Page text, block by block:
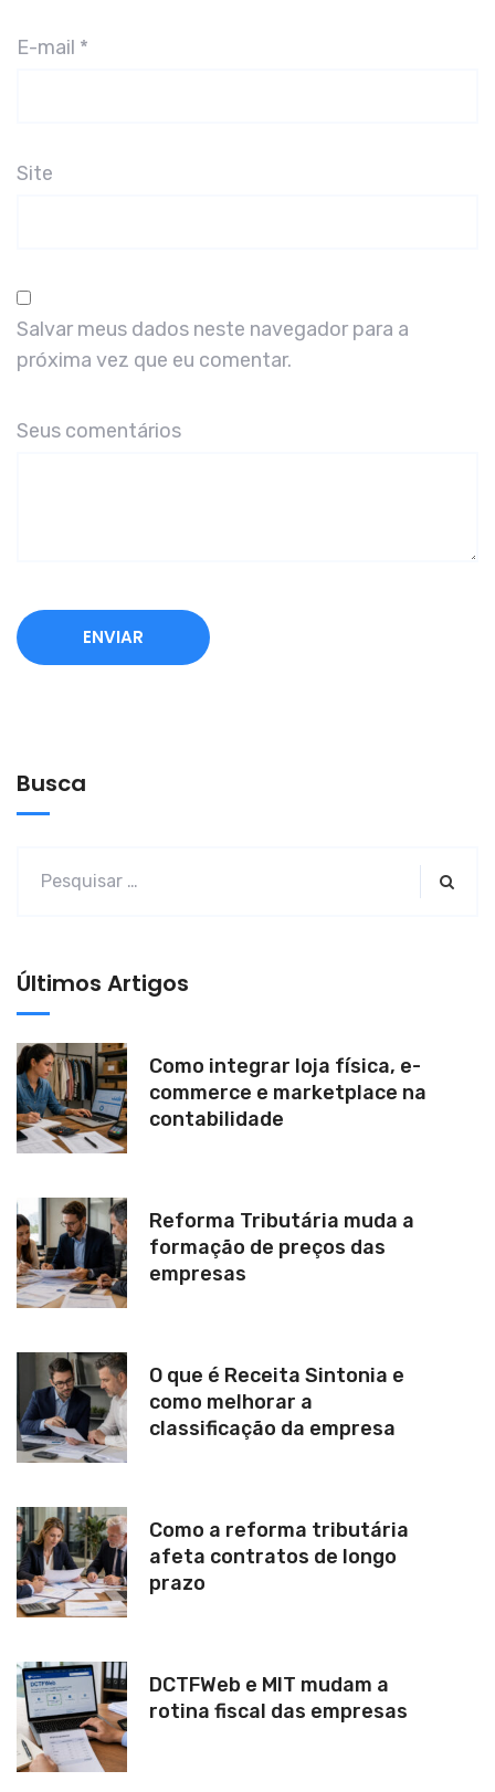
E-mail *
Site
Salvar meus dados neste navegador para a
próxima vez que eu comentar.
Seus comentários
e
e
:
Busca
Últimos Artigos
Como integrar loja física, e-
commerce e marketplace na
contabilidade
Reforma Tributária muda a
formação de preços das
empresas
O que é Receita Sintonia e
como melhorar a
classificação da empresa
Como a reforma tributária
afeta contratos de longo
prazo
DCTFWeb e MIT mudam a
rotina fiscal das empresas